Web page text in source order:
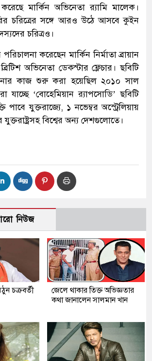
মার্কিন অভিনেতা র‍্যামি মালেক।
চরিত্রের সঙ্গে আরও উঠে আসবে কুইন
চরিত্রও।
করেছেন মার্কিন নির্মাতা ব্রায়ান
অভিনেতা ডেক্স্টার ফ্লেচার। ছবিটি
কাজ শুরু করা হয়েছিল ২০১০ সাল
যাচ্ছে ‘বোহেমিয়ান র‍্যাপসোডি’ ছবিটি
পাবে যুক্তরাজ্যে, ১ নভেম্বর অস্ট্রেলিয়ায়
বিশ্বের অন্য দেশগুলোতে।
নিউজ
চক্রবর্তী
জেলে থাকার তিক্ত অভিজ্ঞতার
কথা জানালেন সালমান খান